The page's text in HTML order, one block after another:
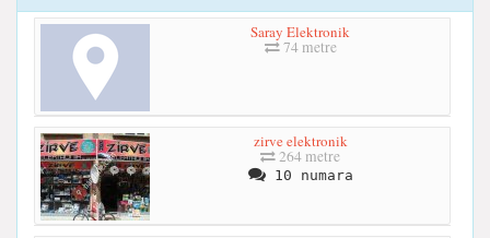
Saray Elektronik
74 metre
zirve elektronik
264 metre
10 numara